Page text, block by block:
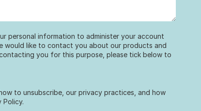
personal information to administer your account
would like to contact you about our products and
you for this purpose, please tick below to
to unsubscribe, our privacy practices, and how